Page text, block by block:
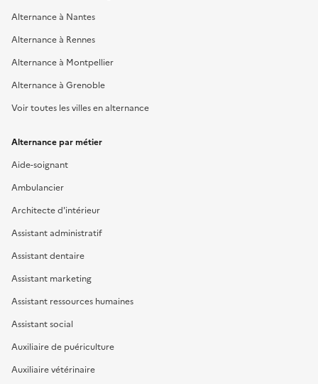
Alternance à Nantes
Alternance à Rennes
Alternance à Montpellier
Alternance à Grenoble
Voir toutes les villes en alternance
Alternance par métier
Aide-soignant
Ambulancier
Architecte d'intérieur
Assistant administratif
Assistant dentaire
Assistant marketing
Assistant ressources humaines
Assistant social
Auxiliaire de puériculture
Auxiliaire vétérinaire